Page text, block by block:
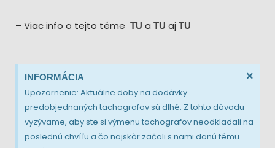
– Viac info o tejto téme TU a TU aj TU
INFORMÁCIA
Upozornenie: Aktuálne doby na dodávky
predobjednaných tachografov sú dlhé. Z tohto dôvodu
vyzývame, aby ste si výmenu tachografov neodkladali na
poslednú chvíľu a čo najskôr začali s nami danú tému
×